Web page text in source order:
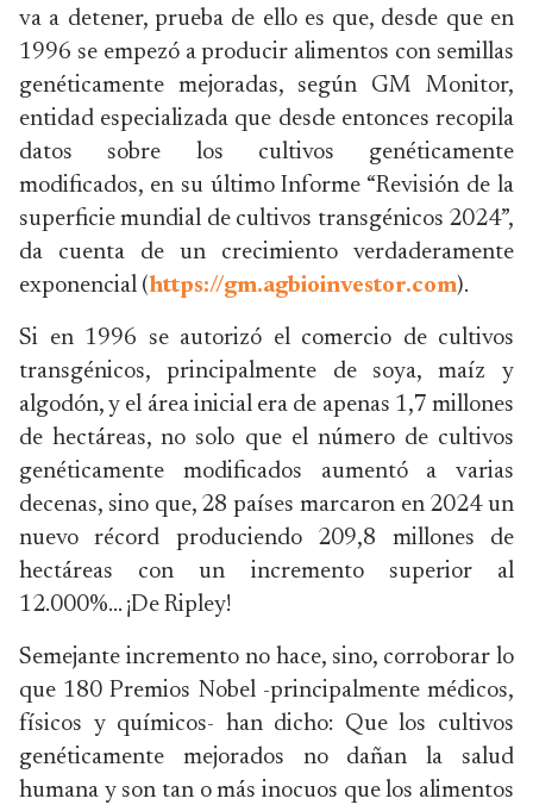
va a detener, prueba de ello es que, desde que en
1996 se empezó a producir alimentos con semillas
genéticamente mejoradas, según GM Monitor,
entidad especializada que desde entonces recopila
datos sobre los cultivos genéticamente
modificados, en su último Informe “Revisión de la
superficie mundial de cultivos transgénicos 2024”,
da cuenta de un crecimiento verdaderamente
exponencial (https://gm.agbioinvestor.com).
Si en 1996 se autorizó el comercio de cultivos
transgénicos, principalmente de soya, maíz y
algodón, y el área inicial era de apenas 1,7 millones
de hectáreas, no solo que el número de cultivos
genéticamente modificados aumentó a varias
decenas, sino que, 28 países marcaron en 2024 un
nuevo récord produciendo 209,8 millones de
hectáreas con un incremento superior al
12.000%... ¡De Ripley!
Semejante incremento no hace, sino, corroborar lo
que 180 Premios Nobel -principalmente médicos,
físicos y químicos- han dicho: Que los cultivos
genéticamente mejorados no dañan la salud
humana y son tan o más inocuos que los alimentos